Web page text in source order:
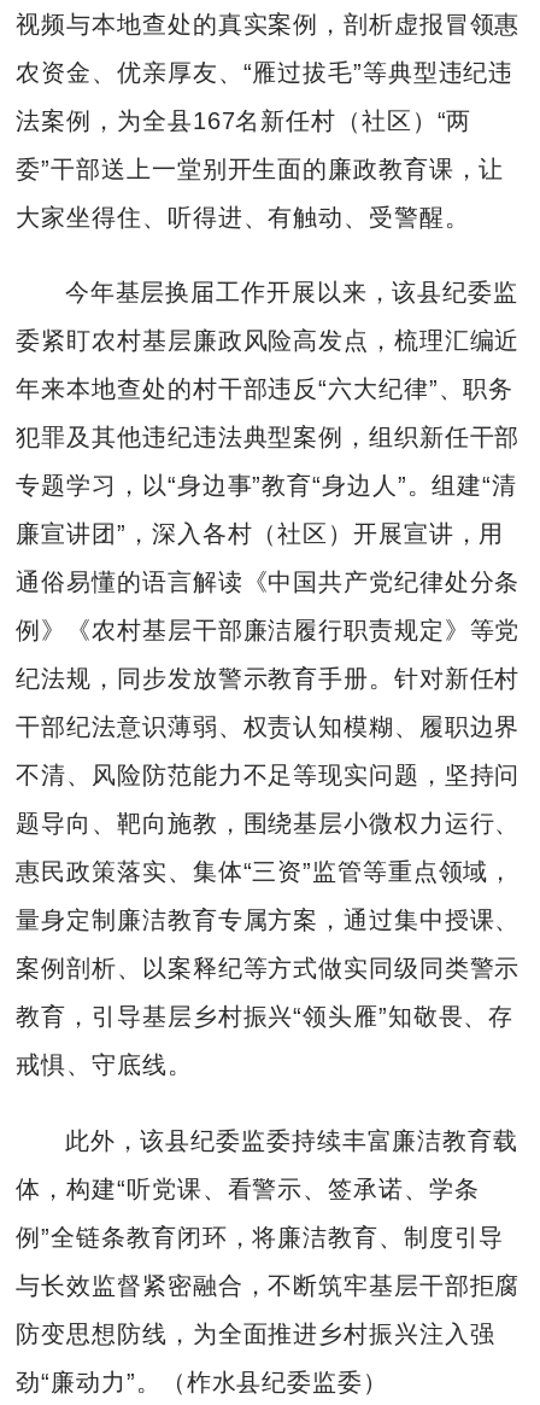
视频与本地查处的真实案例，剖析虚报冒领惠
农资金、优亲厚友、“雁过拔毛”等典型违纪违
法案例，为全县167名新任村（社区）“两
委”干部送上一堂别开生面的廉政教育课，让
大家坐得住、听得进、有触动、受警醒。
今年基层换届工作开展以来，该县纪委监
委紧盯农村基层廉政风险高发点，梳理汇编近
年来本地查处的村干部违反“六大纪律”、职务
犯罪及其他违纪违法典型案例，组织新任干部
专题学习，以“身边事”教育“身边人”。组建“清
廉宣讲团”，深入各村（社区）开展宣讲，用
通俗易懂的语言解读《中国共产党纪律处分条
例》《农村基层干部廉洁履行职责规定》等党
纪法规，同步发放警示教育手册。针对新任村
干部纪法意识薄弱、权责认知模糊、履职边界
不清、风险防范能力不足等现实问题，坚持问
题导向、靶向施教，围绕基层小微权力运行、
惠民政策落实、集体“三资”监管等重点领域，
量身定制廉洁教育专属方案，通过集中授课、
案例剖析、以案释纪等方式做实同级同类警示
教育，引导基层乡村振兴“领头雁”知敬畏、存
戒惧、守底线。
此外，该县纪委监委持续丰富廉洁教育载
体，构建“听党课、看警示、签承诺、学条
例”全链条教育闭环，将廉洁教育、制度引导
与长效监督紧密融合，不断筑牢基层干部拒腐
防变思想防线，为全面推进乡村振兴注入强
劲“廉动力”。（柞水县纪委监委）